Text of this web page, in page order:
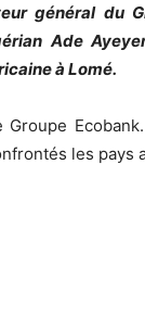
général du
Ade
à Lomé.
les pays